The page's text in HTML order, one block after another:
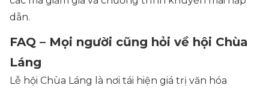
dẫn.
FAQ – Mọi người cũng hỏi về hội Chùa
Láng
Lễ hội Chùa Láng là nơi tái hiện giá trị văn hóa